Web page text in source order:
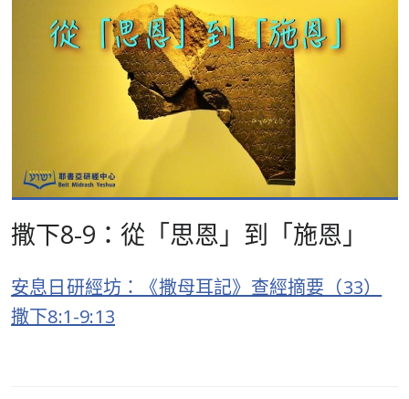
撒下8-9：從「思恩」到「施恩」
安息日研經坊：《撒母耳記》查經摘要（33）
撒下8:1-9:13